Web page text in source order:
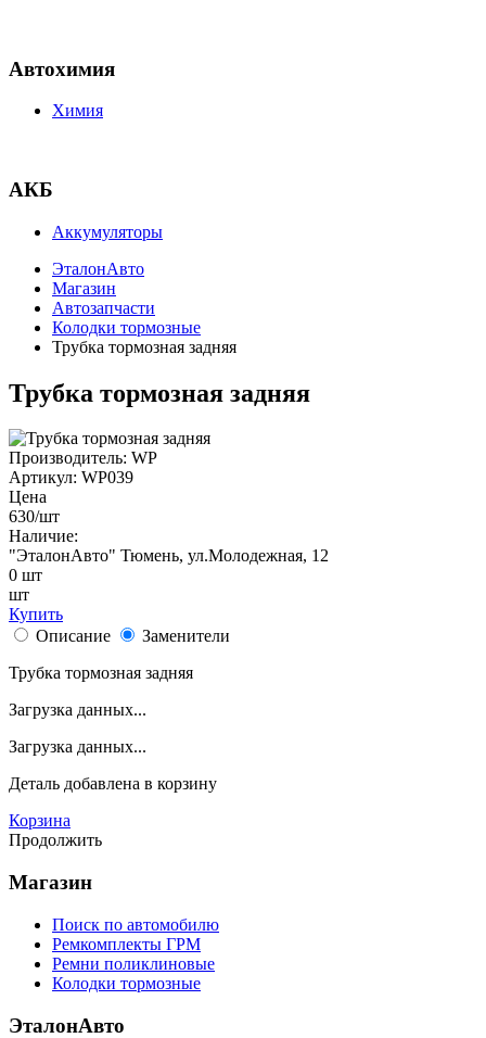
Автохимия
Химия
АКБ
Аккумуляторы
ЭталонАвто
Магазин
Автозапчасти
Колодки тормозные
Трубка тормозная задняя
Трубка тормозная задняя
Производитель: WP
Артикул: WP039
Цена
630/шт
Наличие:
"ЭталонАвто" Тюмень, ул.Молодежная, 12
0 шт
шт
Купить
Описание
Заменители
Трубка тормозная задняя
Загрузка данных...
Загрузка данных...
Деталь добавлена в корзину
Корзина
Продолжить
Магазин
Поиск по автомобилю
Ремкомплекты ГРМ
Ремни поликлиновые
Колодки тормозные
ЭталонАвто